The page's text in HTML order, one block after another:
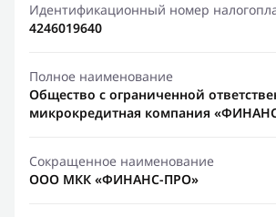
Идентификационный номер
4246019640
Полное наименование
Общество с ограниченной
микрокредитная компания
Сокращенное наименование
ООО МКК «ФИНАНС-ПРО»